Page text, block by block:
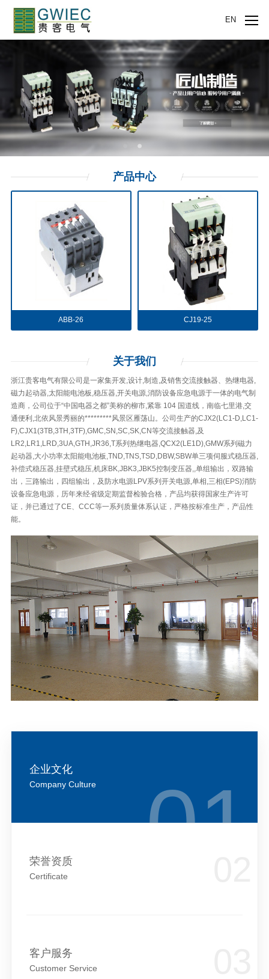
EN
产品中心
ABB-26 CJ19-25
关于我们
浙江贵客电气有限公司是一家集开发,设计,制造,及销售交流接触器、热继电器,
磁力起动器,太阳能电池板,稳压器,开关电源,消防设备应急电源于一体的电气制
造商，公司位于“中国电器之都”美称的柳市,紧靠 104 国道线，南临七里港,交
通便利,北依风景秀丽的*********风景区雁荡山。公司生产的CJX2(LC1-D,LC1-
F),CJX1(3TB,3TH,3TF),GMC,SN,SC,SK,CN等交流接触器,及
LR2,LR1,LRD,3UA,GTH,JR36,T系列热继电器,QCX2(LE1D),GMW系列磁力
起动器,大小功率太阳能电池板,TND,TNS,TSD,DBW,SBW单三项伺服式稳压器,
补偿式稳压器,挂壁式稳压,机床BK,JBK3,JBK5控制变压器,,单组输出，双路输
出，三路输出，四组输出，及防水电源LPV系列开关电源,单相,三相(EPS)消防
设备应急电源，历年来经省级定期监督检验合格，产品均获得国家生产许可
证，并已通过了CE、CCC等一系列质量体系认证，严格按标准生产，产品性
能。
企业文化
Company Culture
荣誉资质
Certificate
客户服务
Customer Service